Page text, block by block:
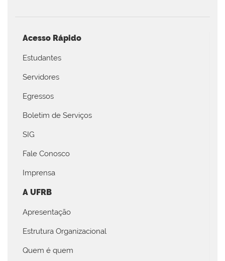
Acesso Rápido
Estudantes
Servidores
Egressos
Boletim de Serviços
SIG
Fale Conosco
Imprensa
A UFRB
Apresentação
Estrutura Organizacional
Quem é quem